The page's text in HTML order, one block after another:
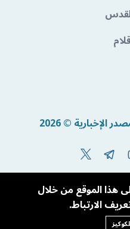
© 2026
Powered Byالموقع من خلال
الارتباط.